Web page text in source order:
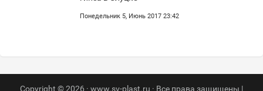
Понедельник 5, Июнь 2017 23:42
Copyright © 2026 · www.sv-plast.ru · Все права защищены |